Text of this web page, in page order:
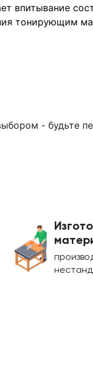
впитывание
тонирующим
- будьте